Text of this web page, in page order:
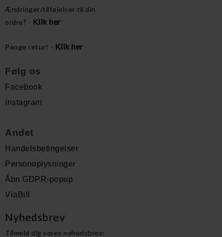
Ændringer/tilføjelser til din
ordre? - Klik her
Penge retur? - Klik her
Følg os
Facebook
Instagram
Andet
Handelsbetingelser
Personoplysninger
Åbn GDPR-popup
ViaBill
Nyhedsbrev
Tilmeld dig vores nyhedsbrev: